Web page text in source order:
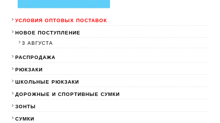
УСЛОВИЯ ОПТОВЫХ ПОСТАВОК
НОВОЕ ПОСТУПЛЕНИЕ
3 АВГУСТА
РАСПРОДАЖА
РЮКЗАКИ
ШКОЛЬНЫЕ РЮКЗАКИ
ДОРОЖНЫЕ И СПОРТИВНЫЕ СУМКИ
ЗОНТЫ
СУМКИ